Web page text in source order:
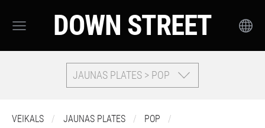
DOWN STREET
JAUNAS PLATES > POP
VEIKALS JAUNAS PLATES
POP